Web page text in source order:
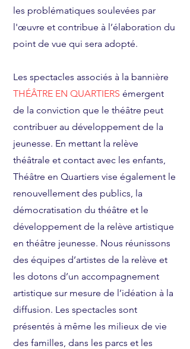
les problématiques soulevées par
l'œuvre et contribue à l’élaboration du
point de vue qui sera adopté.
Les spectacles associés à la bannière
THÉÂTRE EN QUARTIERS émergent
de la conviction que le théâtre peut
contribuer au développement de la
jeunesse. En mettant la relève
théâtrale et contact avec les enfants,
Théâtre en Quartiers vise également le
renouvellement des publics, la
démocratisation du théâtre et le
développement de la relève artistique
en théâtre jeunesse. Nous réunissons
des équipes d’artistes de la relève et
les dotons d’un accompagnement
artistique sur mesure de l’idéation à la
diffusion. Les spectacles sont
présentés à même les milieux de vie
des familles, dans les parcs et les